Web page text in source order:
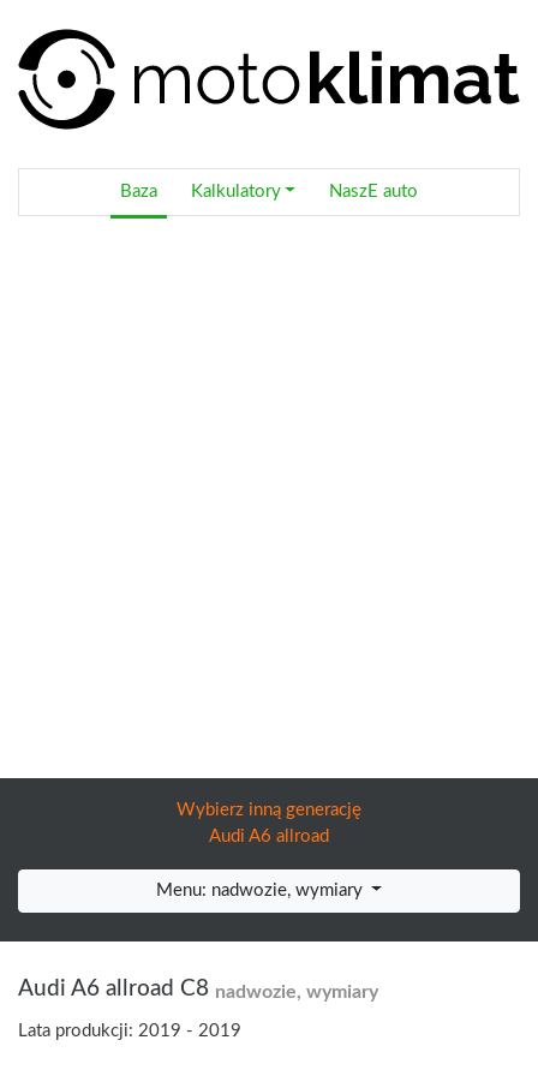
Baza Kalkulatory NaszE auto
Wybierz inną generację
Audi A6 allroad
Menu: nadwozie, wymiary
Audi A6 allroad C8 nadwozie, wymiary
Lata produkcji: 2019 - 2019